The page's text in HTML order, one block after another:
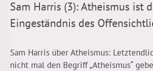
Sam Harris (3): Atheismus ist
Eingeständnis des
Sam Harris über Atheismus:
nicht mal den Begriff „Atheismus“